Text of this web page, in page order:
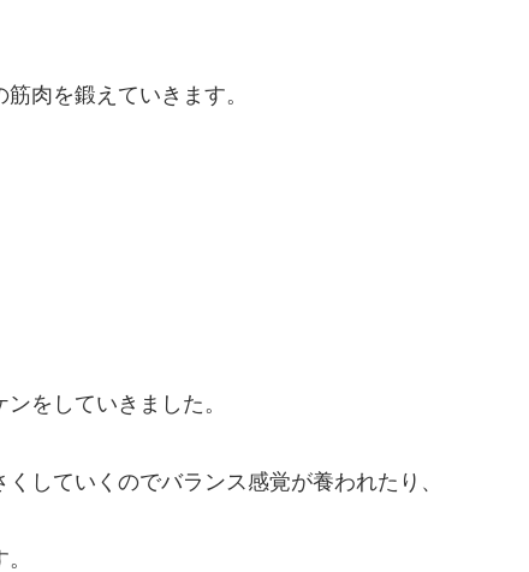
肉を鍛えていきます。
をしていきました。
していくのでバランス感覚が養われたり、